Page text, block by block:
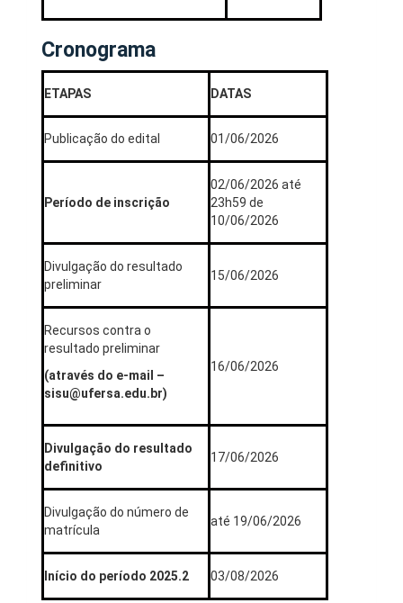
Cronograma
ETAPAS DATAS
Publicação do edital 01/06/2026
Período de inscrição
02/06/2026 até
23h59 de
10/06/2026
Divulgação do resultado
preliminar
15/06/2026
Recursos contra o
resultado preliminar
(através do e-mail –
sisu@ufersa.edu.br)
16/06/2026
Divulgação do resultado
definitivo
17/06/2026
Divulgação do número de
matrícula
até 19/06/2026
Início do período 2025.2 03/08/2026